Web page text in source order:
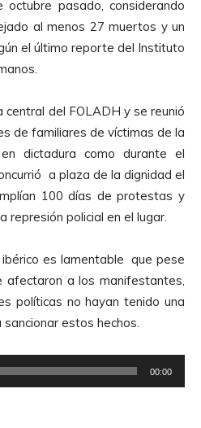
pasado, considerando
al menos 27 muertos y un
el último reporte del Instituto
del FOLADH y se reunió
de familiares de víctimas de la
dictadura como durante el
a plaza de la dignidad el
100 días de protestas y
policial en el lugar.
es lamentable que pese
afectaron a los manifestantes,
políticas no hayan tenido una
estos hechos.
00:00